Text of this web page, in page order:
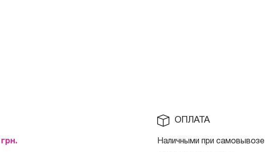
грн.
ОПЛАТА
Наличными при самовывозе